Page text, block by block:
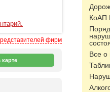
КоАП
Все
фирм
карте